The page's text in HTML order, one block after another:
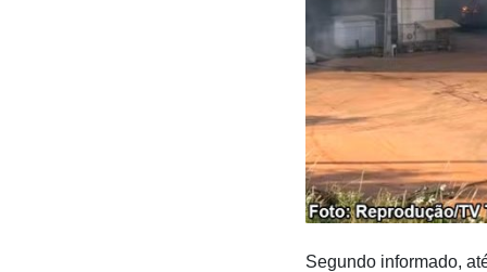
Segundo informado,